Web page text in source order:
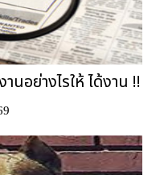
อย่างไรให้ ได้งาน !!